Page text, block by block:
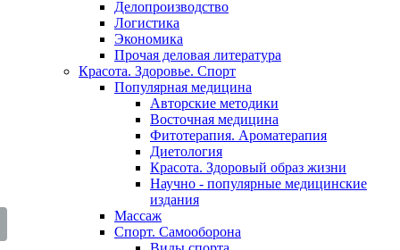
Делопроизводство
Логистика
Экономика
Прочая деловая литература
Красота. Здоровье. Спорт
Популярная медицина
Авторские методики
Восточная медицина
Фитотерапия. Ароматерапия
Диетология
Красота. Здоровый образ жизни
Научно - популярные медицинские
издания
Массаж
Спорт. Самооборона